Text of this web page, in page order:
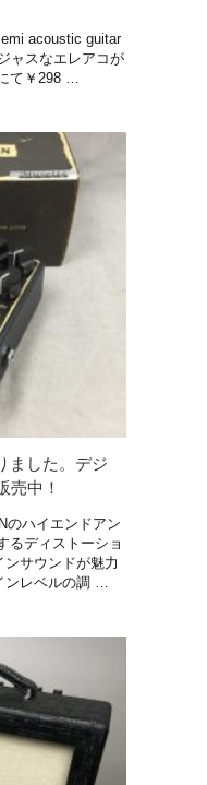
acoustic guitar
ャスなエレアコが
て￥298 …
ました。デジ
売中！
のハイエンドアン
るディストーショ
サウンドが魅力
レベルの調 …